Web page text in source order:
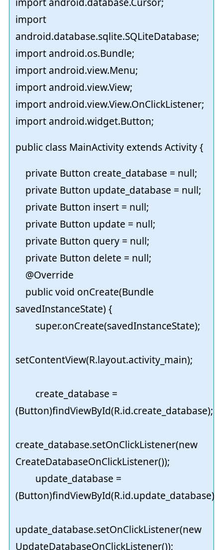
import
android.database.sqlite.SQLiteDatabase;
import android.os.Bundle;
import android.view.Menu;
import android.view.View;
import android.view.View.OnClickListener;
import android.widget.Button;
public class MainActivity extends Activity {
private Button create_database = null;
private Button update_database = null;
private Button insert = null;
private Button update = null;
private Button query = null;
private Button delete = null;
@Override
public void onCreate(Bundle
savedInstanceState) {
super.onCreate(savedInstanceState);
setContentView(R.layout.activity_main);
create_database =
(Button)findViewById(R.id.create_database);
create_database.setOnClickListener(new
CreateDatabaseOnClickListener());
update_database =
(Button)findViewById(R.id.update_database);
update_database.setOnClickListener(new
UpdateDatabaseOnClickListener());